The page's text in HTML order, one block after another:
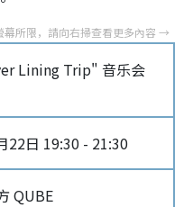
Lining Trip" 音乐会
22日 19:30 - 21:30
QUBE